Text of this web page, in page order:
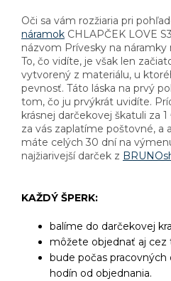
Oči sa vám rozžiaria pri
náramok CHLAPČEK LOVE
názvom Prívesky na
To, čo vidíte, je však len
vytvorený z materiálu, u
pevnosť. Táto láska na prvý
tom, čo ju prvýkrát uvidíte.
krásnej darčekovej škatuli za
za vás zaplatíme poštovné, a
máte celých 30 dní na
najžiarivejší darček z
KAŽDÝ ŠPERK:
balíme do darčekovej
môžete objednať aj cez
bude počas
hodín od objednania.